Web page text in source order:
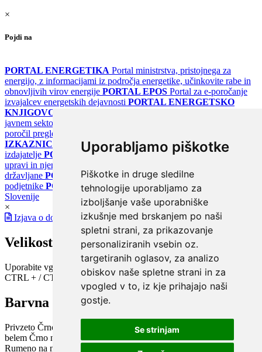
Uporabljamo piškotke
Piškotke in druge sledilne
tehnologije uporabljamo za
izboljšanje vaše uporabniške
izkušnje med brskanjem po naši
spletni strani, za prikazovanje
personaliziranih vsebin oz.
targetiranih oglasov, za analizo
obiskov naše spletne strani in za
vpogled v to, iz kje prihajajo naši
gostje.
Se strinjam
×
Pojdi na
PORTAL ENERGETIKA Portal ministrstva, pristojnega za
energijo, z informacijami iz področja energetike, učinkovite rabe in
obnovljivih virov energije PORTAL EPOS Portal za e-poročanje
izvajalcev energetskih dejavnosti PORTAL ENERGETSKO
KNJIGOVODSTVO
javnem sektorju
poročil pregledov klimatskih sistemov
IZKAZNICE
Register energetskih izkaznic - za izdelovalce in
izdajatelje PORTAL GOV.SI Osrednje spletno mesto o državni
upravi in njenih storitvah
državljane PORTAL SPOT Državni portal za podjetja in
podjetnike PORTAL OPSI Državni portal odprtih podatkov
Slovenije
×
Izjava o dostopnosti
Velikost pisave
Uporabite vgrajeno funkcijo brskalnika
CTRL + / CTRL -
Barvna shema
Privzeto Črno na belem Belo na črnem Črno na bež
belem Črno na zelenem
Modro na rumenem
Rumeno na modrem
Turkizno na črnem Črno na vijoličnem